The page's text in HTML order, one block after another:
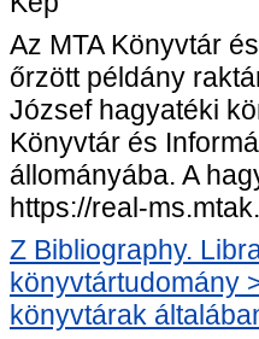
Az MTA Könyvtár
őrzött példány
József hagyatéki
Könyvtár és
állományába. A
https://real-
Z Bibliography.
könyvtártudomány
könyvtárak